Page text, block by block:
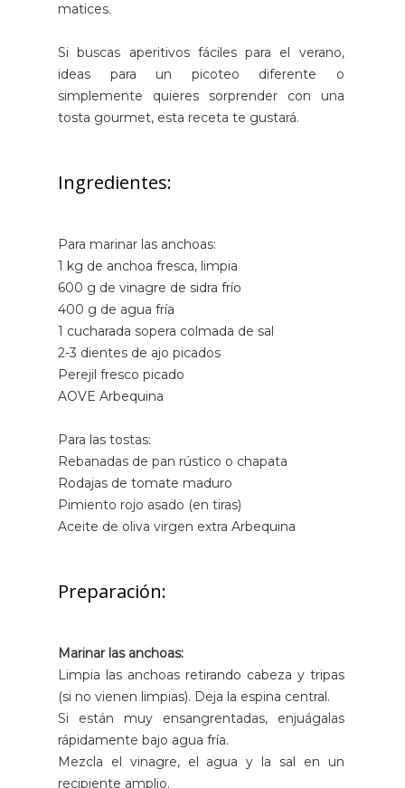
matices.
Si buscas aperitivos fáciles para el verano,
ideas para un picoteo diferente o
simplemente quieres sorprender con una
tosta gourmet, esta receta te gustará.
Ingredientes:
Para marinar las anchoas:
1 kg de anchoa fresca, limpia
600 g de vinagre de sidra frío
400 g de agua fría
1 cucharada sopera colmada de sal
2-3 dientes de ajo picados
Perejil fresco picado
AOVE Arbequina
Para las tostas:
Rebanadas de pan rústico o chapata
Rodajas de tomate maduro
Pimiento rojo asado (en tiras)
Aceite de oliva virgen extra Arbequina
Preparación:
Marinar las anchoas:
Limpia las anchoas retirando cabeza y tripas
(si no vienen limpias). Deja la espina central.
Si están muy ensangrentadas, enjuágalas
rápidamente bajo agua fría.
Mezcla el vinagre, el agua y la sal en un
recipiente amplio.